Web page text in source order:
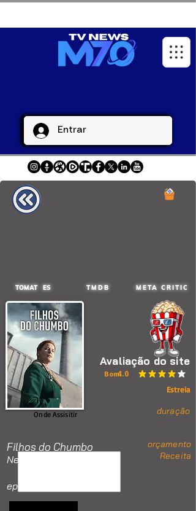
Entrar
TOMAT ES TMDB META CRITIC
Avaliação do site
4.0
classificação média é
Bom
Estreia
duração
orçamento
Receita
Onde Assisitir
Filhos do Chumbo
Nenhum item.
ep